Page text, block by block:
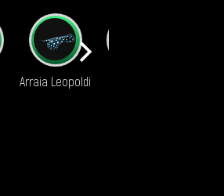
Arraia Leopoldi